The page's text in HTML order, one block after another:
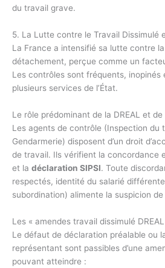
du travail grave.
5. La Lutte contre le Travail Dissimulé
La France a intensifié sa lutte contre
détachement, perçue comme un
Les contrôles sont fréquents, inopinés
plusieurs services de l’État.
Le rôle prédominant de la DREAL et de
Les agents de contrôle (Inspection du
Gendarmerie) disposent d’un droit
de travail. Ils vérifient la concordance
et la déclaration SIPSI. Toute
respectés, identité du salarié
subordination) alimente la suspicion
Les « amendes travail dissimulé
Le défaut de déclaration préalable ou
représentant sont passibles d’une
pouvant atteindre :